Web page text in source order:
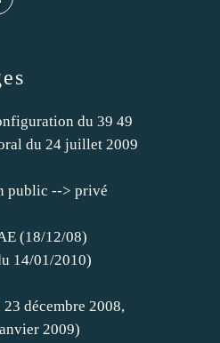
du 39 49
du 24 juillet 2009
public --> privé
(18/12/08)
14/01/2010)
décembre 2008,
2009)